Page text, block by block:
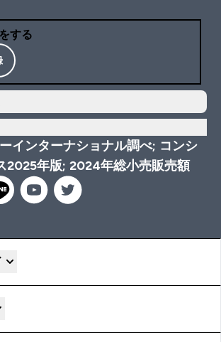
する
インターナショナル調べ; コンシ
2025年版; 2024年総小売販売額